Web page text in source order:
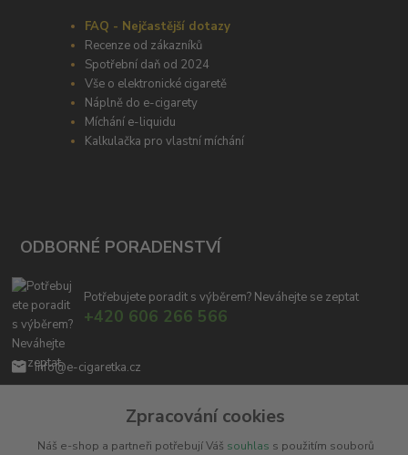
FAQ - Nejčastější dotazy
Recenze od zákazníků
Spotřební daň od 2024
Vše o elektronické cigaretě
Náplně do e-cigarety
Míchání e-liquidu
Kalkulačka pro vlastní míchání
ODBORNÉ PORADENSTVÍ
Potřebujete poradit s výběrem? Neváhejte se zeptat
+420 606 266 566
info@e-cigaretka.cz
Zpracování cookies
Náš e-shop a partneři potřebují Váš souhlas s použitím souborů